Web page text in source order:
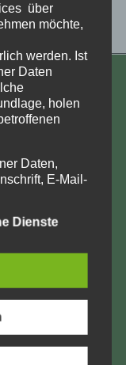
über
möchte,
werden. Ist
Daten
holen
Daten,
E-Mail-
der
in
möchte unser
Art, Umfang
Personen
Dienste